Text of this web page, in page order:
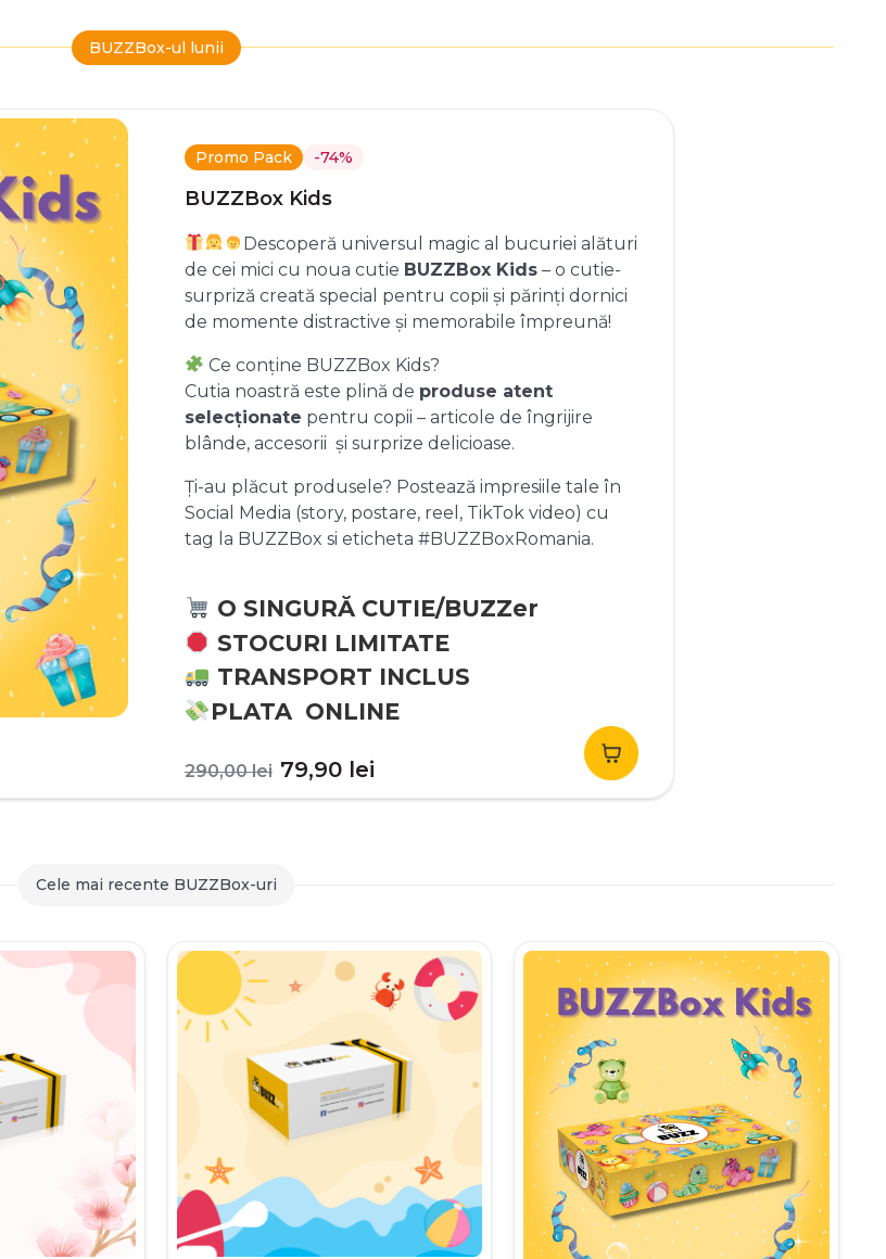
BUZZBox-ul lunii
Promo Pack -74%
BUZZBox Kids
Descoperă universul magic al bucuriei alături
de cei mici cu noua cutie BUZZBox Kids– o cutie-
surpriză creată special pentru copii și părinți dornici
de momente distractive și memorabile împreună!
Ce conține BUZZBox Kids?
Cutia noastră este plină de produse atent
selecționate pentru copii – articole de îngrijire
blânde, accesorii și surprize delicioase.
Ți-au plăcut produsele? Postează impresiile tale în
Social Media (story, postare, reel, TikTok video) cu
tag la BUZZBox si eticheta #BUZZBoxRomania.
O SINGURĂ CUTIE/BUZZer
STOCURI LIMITATE
TRANSPORT INCLUS
PLATA ONLINE
290,00lei Prețul
inițial
79,90 leiPrețul
curent
Cele mai recente BUZZBox-uri